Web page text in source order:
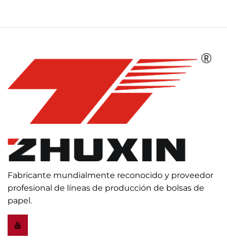
Fabricante mundialmente reconocido y proveedor
profesional de líneas de producción de bolsas de
papel.